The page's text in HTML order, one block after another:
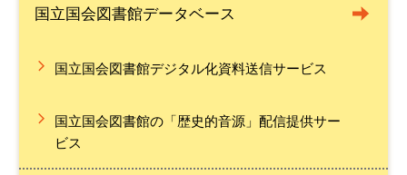
国立国会図書館データベース
国立国会図書館デジタル化資料送信サービス
国立国会図書館の「歴史的音源」配信提供サー
ビス